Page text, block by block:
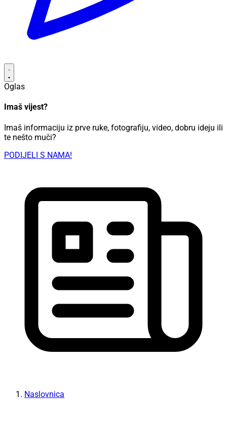
Oglas
Imaš vijest?
Imaš informaciju iz prve ruke, fotografiju, video, dobru ideju ili
te nešto muči?
PODIJELI S NAMA!
Naslovnica